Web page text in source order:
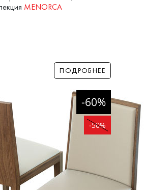
MENORCA
ПОДРОБНЕЕ
-60%
-50%